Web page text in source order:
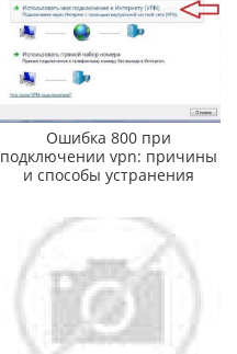
Ошибка 800 при
подключении vpn: причины
и способы устранения